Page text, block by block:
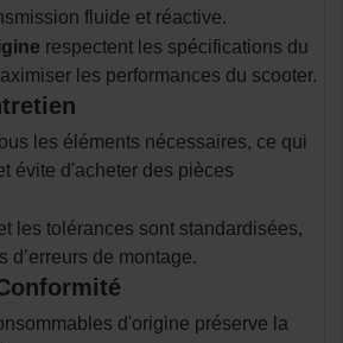
fluide et réactive.
respectent les spécifications du
les performances du scooter.
les éléments nécessaires, ce qui
évite d'acheter des pièces
les tolérances sont standardisées,
d’erreurs de montage.
d'origine préserve la